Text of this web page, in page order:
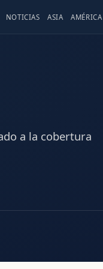
NOTICIAS ASIA AMÉRICA
a la cobertura